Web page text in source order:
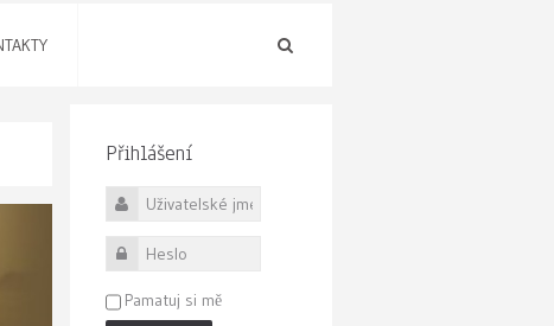
Přihlášení
Uživatelské jméno
Heslo
Pamatuj si mě